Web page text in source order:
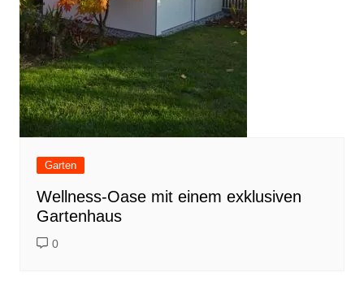
Garten
Wellness-Oase mit einem exklusiven
Gartenhaus
0